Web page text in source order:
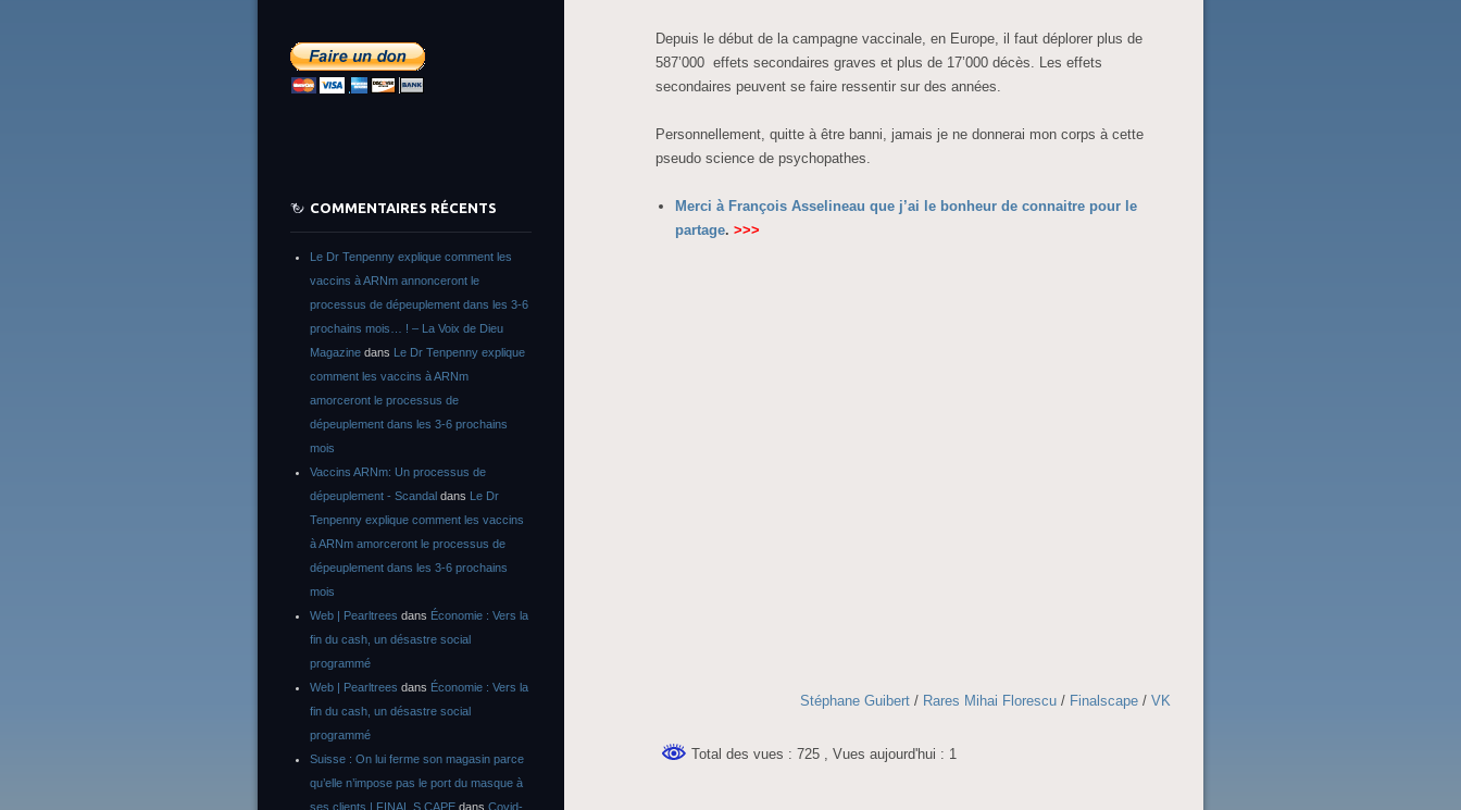
Depuis le début de la campagne vaccinale, en Europe, il faut déplorer plus de
587’000 effets secondaires graves et plus de 17’000 décès. Les effets
secondaires peuvent se faire ressentir sur des années.
Personnellement, quitte à être banni, jamais je ne donnerai mon corps à cette
pseudo science de psychopathes.
Merci à François Asselineau que j’ai le bonheur de connaitre pour le
partage. >>>
Stéphane Guibert / Rares Mihai Florescu / Finalscape / VK
Total des vues : 725 , Vues aujourd'hui : 1
COMMENTAIRES RÉCENTS
Le Dr Tenpenny explique comment les
vaccins à ARNm annonceront le
processus de dépeuplement dans les 3-6
prochains mois… ! – La Voix de Dieu
Magazine dans Le Dr Tenpenny explique
comment les vaccins à ARNm
amorceront le processus de
dépeuplement dans les 3-6 prochains
mois
Vaccins ARNm: Un processus de
dépeuplement - Scandal dans Le Dr
Tenpenny explique comment les vaccins
à ARNm amorceront le processus de
dépeuplement dans les 3-6 prochains
mois
Web | Pearltrees dans Économie : Vers la
fin du cash, un désastre social
programmé
Web | Pearltrees dans Économie : Vers la
fin du cash, un désastre social
programmé
Suisse : On lui ferme son magasin parce
qu’elle n’impose pas le port du masque à
ses clients | FINAL S CAPE dans Covid-